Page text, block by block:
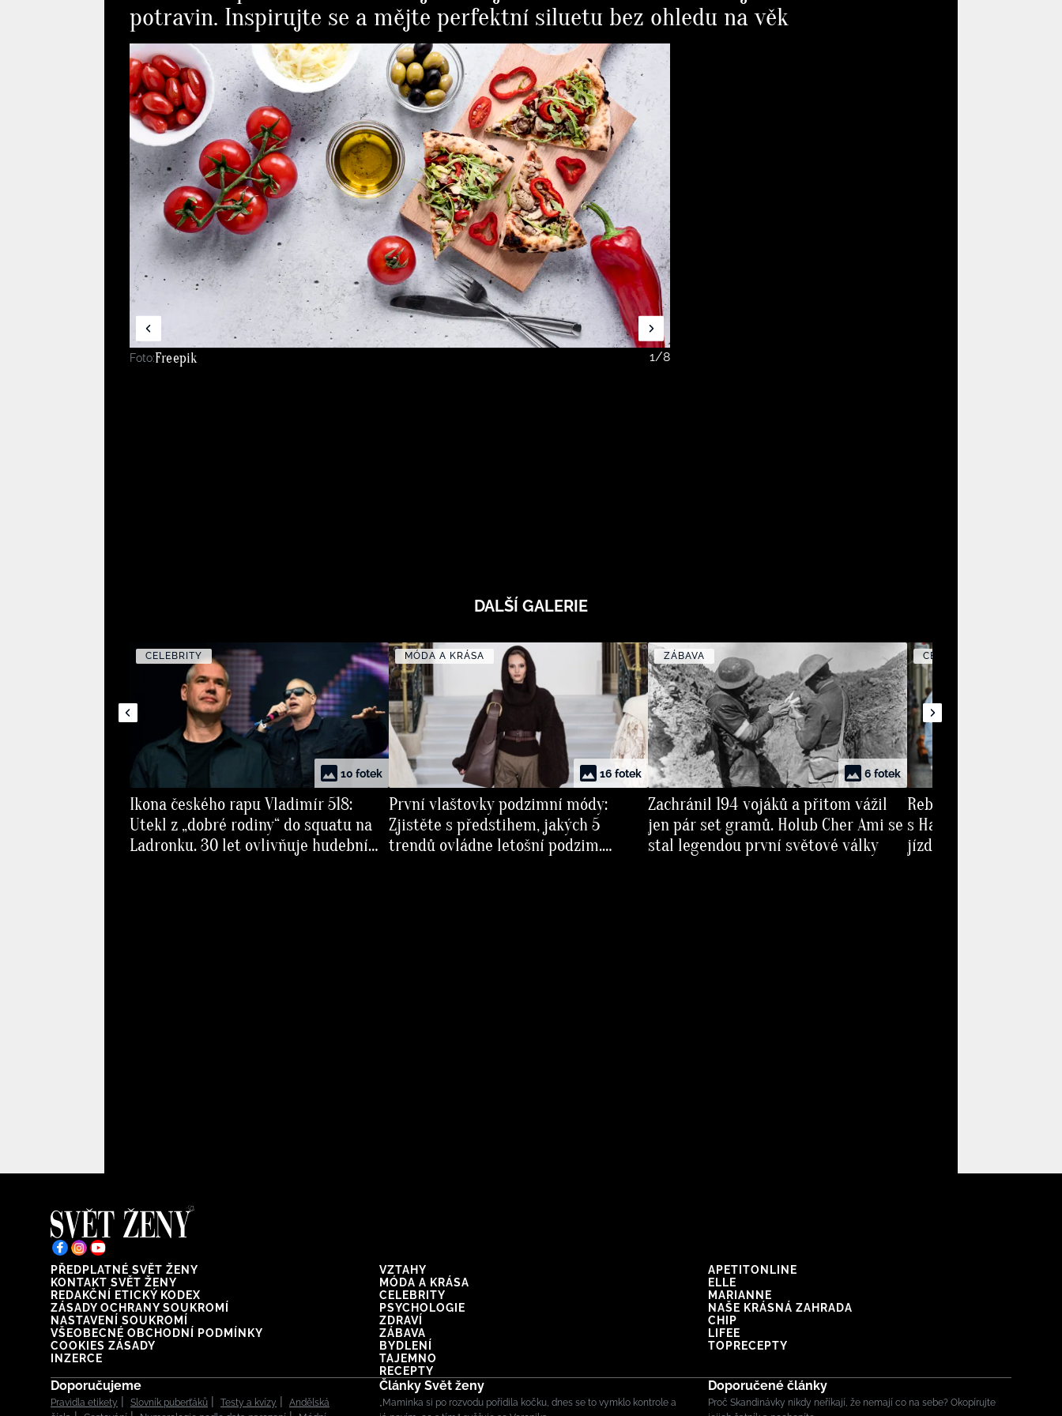
potravin. Inspirujte se a mějte perfektní siluetu bez ohledu na věk
Foto:Freepik 1/8
DALŠÍ GALERIE
CELEBRITY
10 fotek
Ikona českého rapu Vladimír 518:
Utekl z „dobré rodiny“ do squatu na
Ladronku. 30 let ovlivňuje hudební
MÓDA A KRÁSA
16 fotek
První vlaštovky podzimní módy:
Zjistěte s předstihem, jakých 5
trendů ovládne letošní podzim.
ZÁBAVA
6 fotek
Zachránil 194 vojáků a přitom vážil
jen pár set gramů. Holub Cher Ami se
stal legendou první světové války
CELEBRITY
Rebel Sámer Issa:
s Hanychovou prožil
jízdu, a přesto se
PŘEDPLATNÉ SVĚT ŽENY
KONTAKT SVĚT ŽENY
REDAKČNÍ ETICKÝ KODEX
ZÁSADY OCHRANY SOUKROMÍ
NASTAVENÍ SOUKROMÍ
VŠEOBECNÉ OBCHODNÍ PODMÍNKY
COOKIES ZÁSADY
INZERCE
VZTAHY
MÓDA A KRÁSA
CELEBRITY
PSYCHOLOGIE
ZDRAVÍ
ZÁBAVA
BYDLENÍ
TAJEMNO
RECEPTY
APETITONLINE
ELLE
MARIANNE
NAŠE KRÁSNÁ ZAHRADA
CHIP
LIFEE
TOPRECEPTY
Doporučujeme
Pravidla etikety Slovník puberťáků Testy a kvízy
Andělská
Články Svět ženy
„Maminka si po rozvodu pořídila kočku, dnes se to vymklo kontrole a
Doporučené články
Proč Skandinávky nikdy neříkají, že nemají co na sebe? Okopírujte